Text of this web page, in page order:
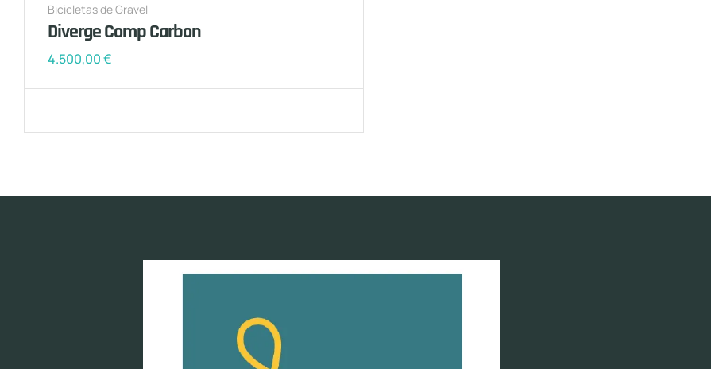
Bicicletas de Gravel
Diverge Comp Carbon
4.500,00€